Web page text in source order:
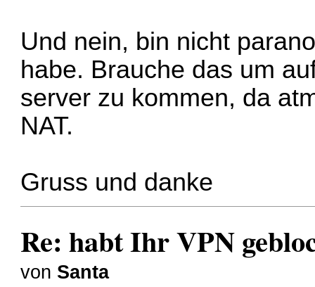
Und nein, bin nicht
habe. Brauche das um
server zu kommen, da
NAT.
Gruss und danke
Re: habt Ihr VPN
von Santa